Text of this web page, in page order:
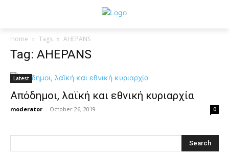
Home Tags AHEPANS
Tag: AHEPANS
Latest
Απόδημοι, λαϊκή και εθνική κυριαρχία
moderator - October 26, 2019 0